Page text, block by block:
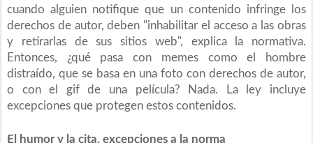
cuando alguien notifique que un contenido infringe los
derechos de autor, deben "inhabilitar el acceso a las obras
y retirarlas de sus sitios web", explica la normativa.
Entonces, ¿qué pasa con memes como el hombre
distraído, que se basa en una foto con derechos de autor,
o con el gif de una película? Nada. La ley incluye
excepciones que protegen estos contenidos.
El humor y la cita, excepciones a la norma